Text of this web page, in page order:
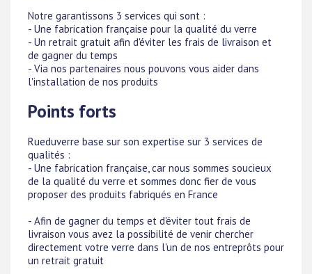
Notre garantissons 3 services qui sont :
- Une fabrication française pour la qualité du verre
- Un retrait gratuit afin d'éviter les frais de livraison et
de gagner du temps
- Via nos partenaires nous pouvons vous aider dans
l'installation de nos produits
Points forts
Rueduverre base sur son expertise sur 3 services de
qualités :
- Une fabrication française, car nous sommes soucieux
de la qualité du verre et sommes donc fier de vous
proposer des produits fabriqués en France
- Afin de gagner du temps et d'éviter tout frais de
livraison vous avez la possibilité de venir chercher
directement votre verre dans l'un de nos entreprôts pour
un retrait gratuit